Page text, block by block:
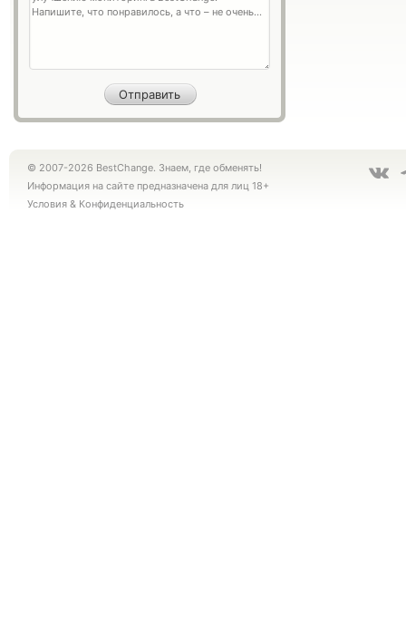
© 2007-2026 BestChange. Знаем, где обменять!
Информация на сайте предназначена для лиц 18+
Условия & Конфиденциальность